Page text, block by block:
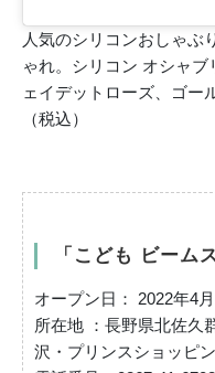
人気のシリコンおしゃぶ
ゃれ。シリコン オシャ
ェイデットローズ、ゴ
（税込）
「こども ビーム
オープン日： 2022年4
所在地 ：長野県北佐久
沢・プリンスショッピ